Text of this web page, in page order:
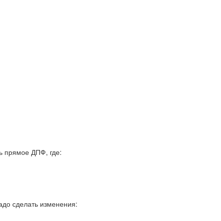
прямое ДПФ, где:
сделать изменения: